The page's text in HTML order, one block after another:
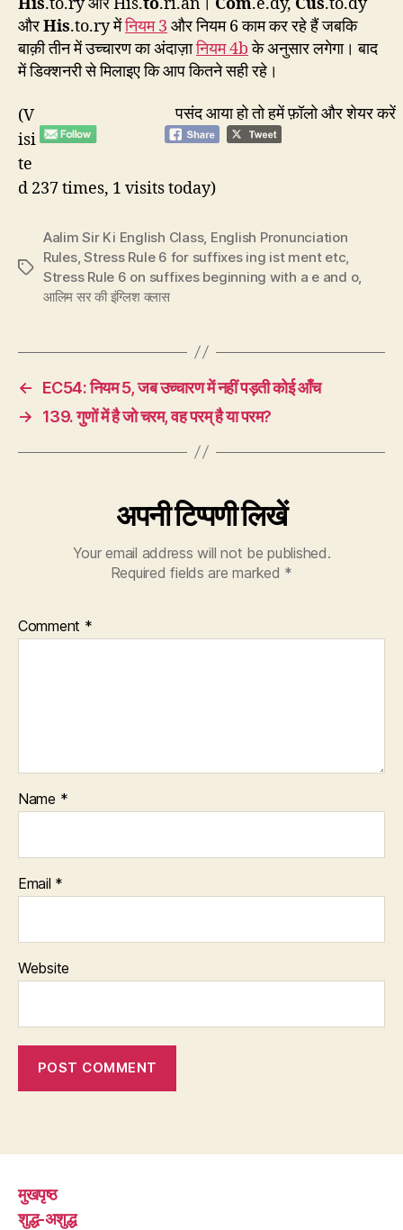
His.to.ry और His.to.ri.an। Com.e.dy, Cus.to.dy
औरHis.to.ry मेंनियम 3 और नियम 6 काम कर रहे हैं जबकि
बाक़ी तीन में उच्चारण का अंदाज़ानियम 4bके अनुसार लगेगा। बाद
में डिक्शनरी से मिलाइए कि आप कितने सही रहे।
पसंद आया हो तो हमें फ़ॉलो और शेयर करें
(V
isi
te
d 237 times, 1 visits today)
Tags
Aalim Sir Ki English Class, English Pronunciation
Rules,Stress Rule 6 for suffixes ing ist ment etc
Stress Rule 6 on suffixes beginning with a e and o,
आलिम सर की इंग्लिश क्लास
←
EC54: नियम 5, जब उच्चारण में नहीं पड़ती कोई आँच
→
139. गुणों में है जो चरम, वह परम् है या परम?
अपनी टिप्पणी लिखें
Your email address will not be published.
Required fields are marked *
Comment *
Name *
Email *
Website
मुखपृष्ठ
शुद्ध-अशुद्ध